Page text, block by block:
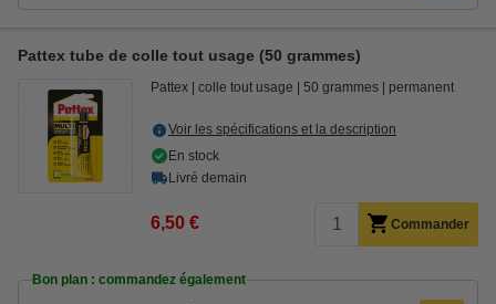
Pattex tube de colle tout usage (50 grammes)
Pattex colle tout usage 50 grammes permanent
Voir les spécifications et la description
En stock
Livré demain
6,50 € Commander
Bon plan : commandez également